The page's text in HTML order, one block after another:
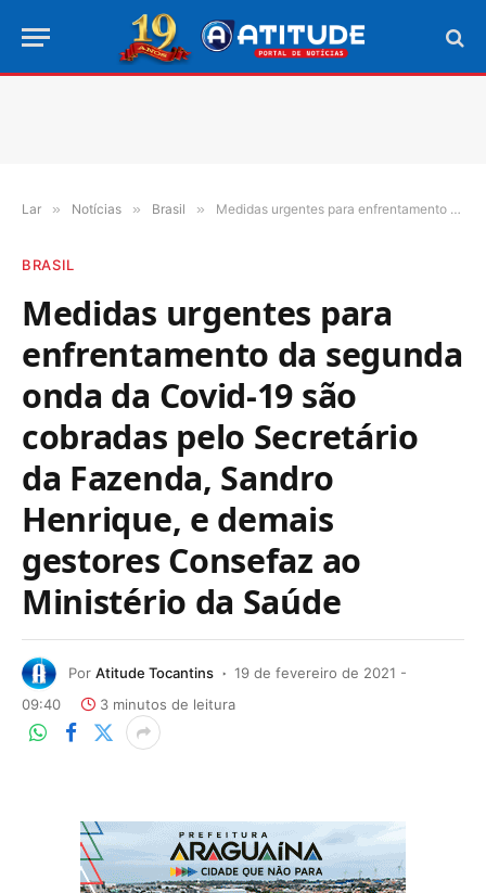
Lar » Notícias » Brasil » Medidas urgentes para enfrentamento da segunda onda da Covid-19 são cobradas pelo Secretário da Fazenda, Sandro Henrique, e demais gestores Consefaz ao Ministério da Saúde
BRASIL
Medidas urgentes para
enfrentamento da segunda
onda da Covid-19 são
cobradas pelo Secretário
da Fazenda, Sandro
Henrique, e demais
gestores Consefaz ao
Ministério da Saúde
Por Atitude Tocantins
19 de fevereiro de 2021 -
09:40
3 minutos de leitura